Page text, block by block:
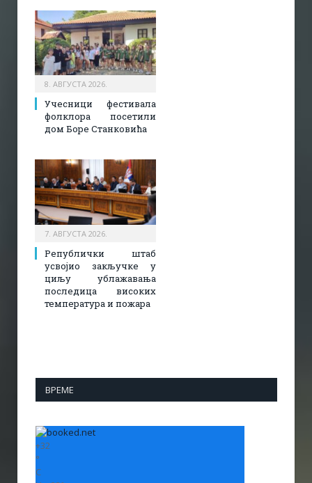
8. АВГУСТА 2026.
Учесници фестивала
фолклора посетили
дом Боре Станковића
7. АВГУСТА 2026.
Републички штаб
усвојио закључке у
циљу ублажавања
последица високих
температура и пожара​
ВРЕМЕ
+32
°
C